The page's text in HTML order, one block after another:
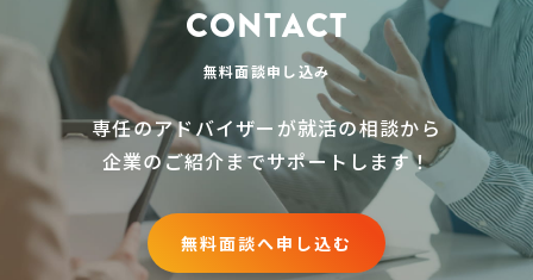
CONTACT
無料面談申し込み
専任のアドバイザーが就活の相談から
企業のご紹介までサポートします！
無料面談へ申 し込む